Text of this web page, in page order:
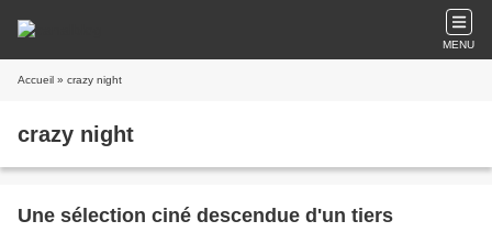
MENU
Accueil » crazy night
crazy night
Une sélection ciné descendue d'un tiers